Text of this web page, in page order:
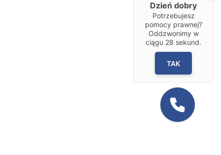
Dzień dobry
Potrzebujesz
pomocy prawnej?
Oddzwonimy w
ciągu 28 sekund.
TAK